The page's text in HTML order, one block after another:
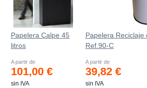
Papelera Calpe 45
litros
A partir de
101,00 €
sin IVA
Papelera Reciclaje
Ref.90-C
A partir de
39,82 €
sin IVA